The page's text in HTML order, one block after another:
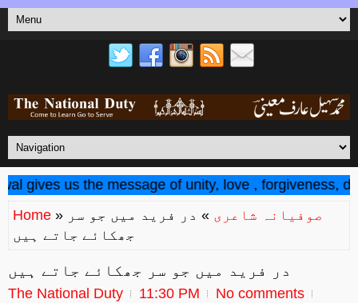
us the message of unity, love , forgiveness,
Home » صوفیانہ شاعری » در فرید میں جو سر
جھکائے جاتے ہیں
در فرید میں جو سر جھکائے جاتے ہیں
The National Duty 11:30 PM No comments